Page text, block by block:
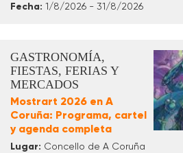
Fecha: 1/8/2026 - 31/8/2026
GASTRONOMÍA,
FIESTAS, FERIAS Y
MERCADOS
Mostrart 2026 en A
Coruña: Programa, cartel
y agenda completa
Lugar: Concello de A Coruña